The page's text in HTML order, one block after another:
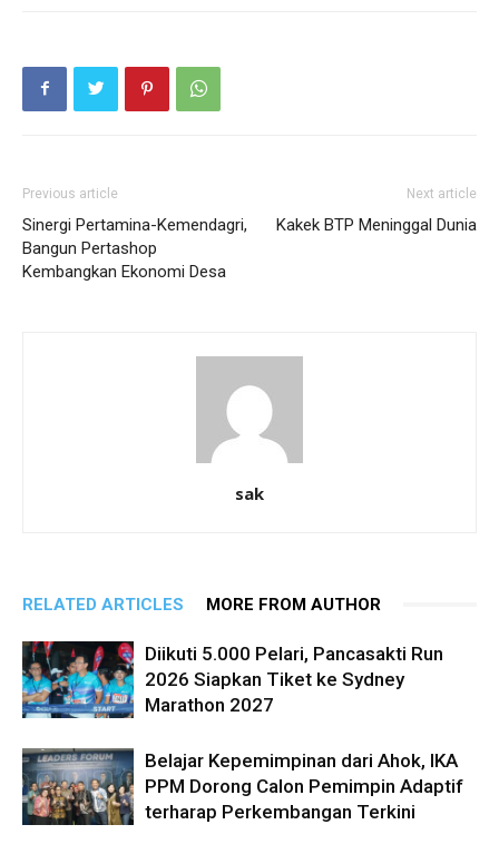
Previous article
Sinergi Pertamina-Kemendagri,
Bangun Pertashop
Kembangkan Ekonomi Desa
Next article
Kakek BTP Meninggal Dunia
sak
RELATED ARTICLES MORE FROM AUTHOR
Diikuti 5.000 Pelari, Pancasakti Run
2026 Siapkan Tiket ke Sydney
Marathon 2027
Belajar Kepemimpinan dari Ahok, IKA
PPM Dorong Calon Pemimpin Adaptif
terharap Perkembangan Terkini